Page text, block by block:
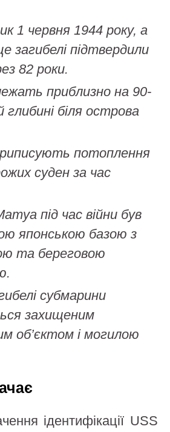
1 червня 1944 року, а
загибелі підтвердили
82 роки.
приблизно на 90-
глибині біля острова
потоплення
суден за час
під час війни був
японською базою з
та береговою
субмарини
захищеним
об’єктом і могилою
ідентифікації USS